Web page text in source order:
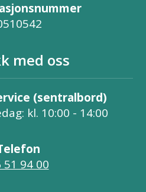
med oss
(sentralbord)
kl. 10:00 - 14:00
51 94 00